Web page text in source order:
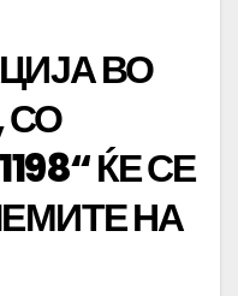
ВО
СО
ЌЕ СЕ
НА